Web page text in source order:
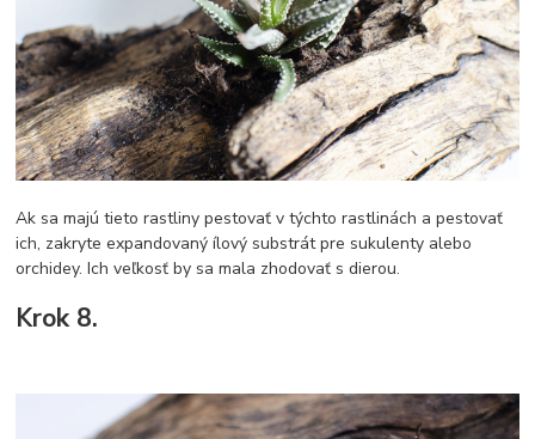
Ak sa majú tieto rastliny pestovať v týchto rastlinách a pestovať
ich, zakryte expandovaný ílový substrát pre sukulenty alebo
orchidey. Ich veľkosť by sa mala zhodovať s dierou.
Krok 8.